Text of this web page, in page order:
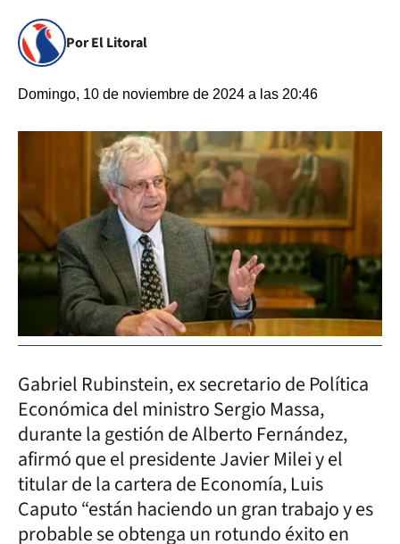
Por El Litoral
Domingo, 10 de noviembre de 2024 a las 20:46
Gabriel Rubinstein, ex secretario de Política
Económica del ministro Sergio Massa,
durante la gestión de Alberto Fernández,
afirmó que el presidente Javier Milei y el
titular de la cartera de Economía, Luis
Caputo “están haciendo un gran trabajo y es
probable se obtenga un rotundo éxito en